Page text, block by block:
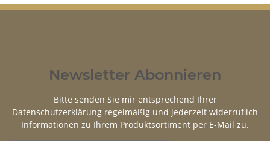
Newsletter Abonnieren
Bitte senden Sie mir entsprechend Ihrer
Datenschutzerklärung regelmäßig und jederzeit widerruflich
Informationen zu Ihrem Produktsortiment per E-Mail zu.